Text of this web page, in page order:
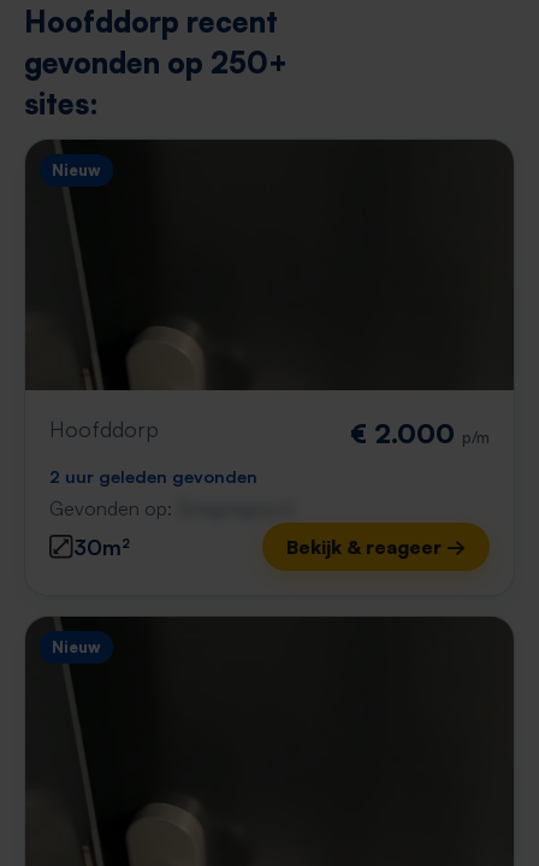
Hoofddorp recent
gevonden op 250+
sites:
Nieuw
Hoofddorp € 2.000 p/m
2 uur geleden gevonden
Gevonden op:
30m² Bekijk & reageer →
Nieuw